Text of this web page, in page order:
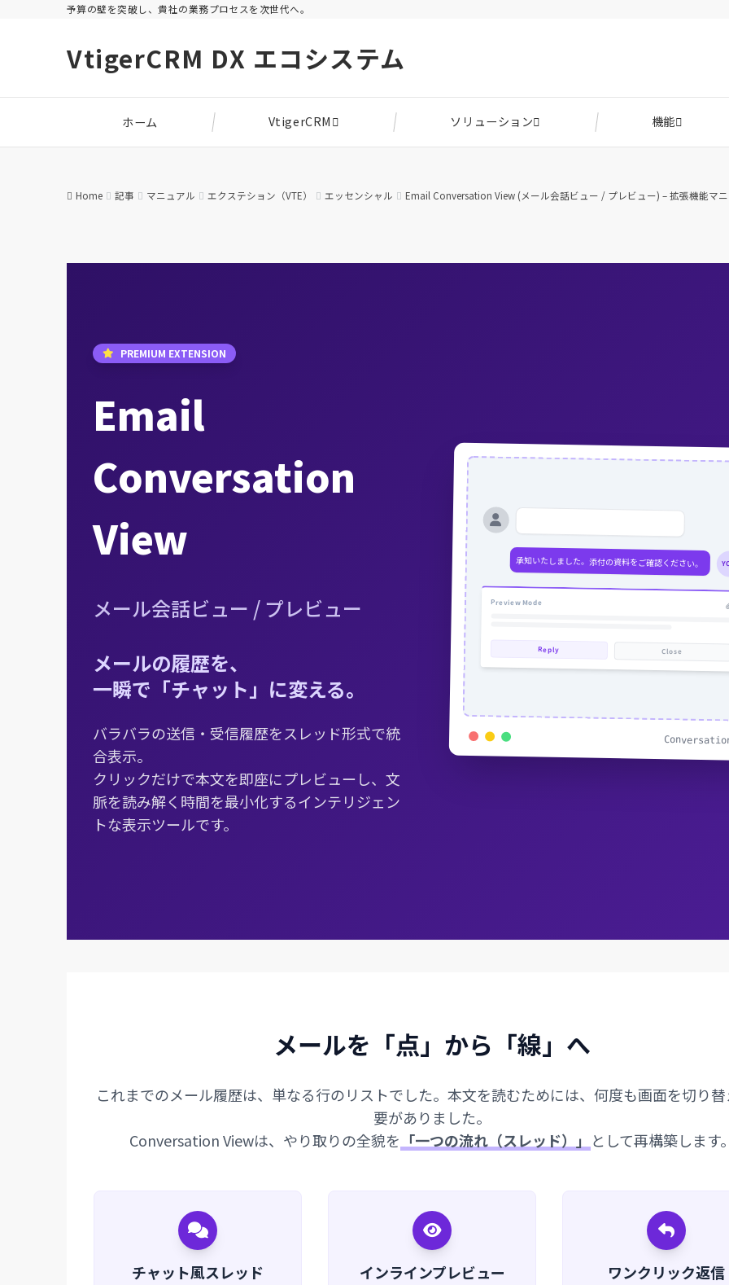
予算の壁を突破し、貴社の業務プロセスを次世代へ。
VtigerCRM DX エコシステム
ホーム VtigerCRM ソリューション 機能
Home 記事 マニュアル エクステション（VTE） エッセンシャル Email Conversation View (メール会話ビュー / プレビュー) – 拡張機能マ
PREMIUM EXTENSION
Email
Conversation
View
メール会話ビュー / プレビュー
メールの履歴を、
一瞬で「チャット」に変える。
バラバラの送信・受信履歴をスレッド形式で統
合表示。
クリックだけで本文を即座にプレビューし、文
脈を読み解く時間を最小化するインテリジェン
トな表示ツールです。
承知いたしました。添付の資料をご確認ください。
Preview Mode
Reply Close
メールを「点」から「線」へ
これまでのメール履歴は、単なる行のリストでした。本文を読むためには、何度も画面を切り
要がありました。
Conversation Viewは、やり取りの全貌を 「一つの流れ（スレッド）」 として再構築します。
チャット風スレッド インラインプレビュー ワンクリック返信